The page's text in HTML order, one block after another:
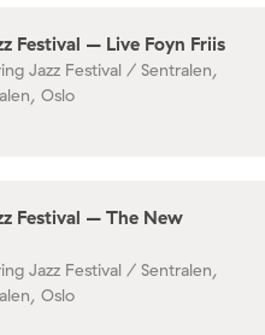
Festival – Live Foyn Friis
Jazz Festival / Sentralen,
Oslo
Festival – The New
Jazz Festival / Sentralen,
Oslo